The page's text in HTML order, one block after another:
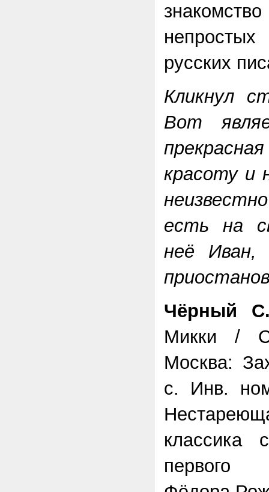
русских
Кликнул
Вот
красоту и
есть на
неё
Чёрный
Микки /
Москва:
с. Инв.
классика
первого